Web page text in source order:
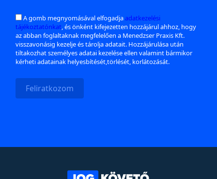
A gomb megnyomásával elfogadjaadatkezelési
tájékoztatónkat, és önként kifejezetten hozzájárul ahhoz, hogy
az abban foglaltaknak megfelelően a Menedzser Praxis Kft.
visszavonásig kezelje és tárolja adatait. Hozzájárulása után
tiltakozhat személyes adatai kezelése ellen valamint bármikor
kérheti adatainak helyesbítését,törlését, korlátozását.
Feliratkozom